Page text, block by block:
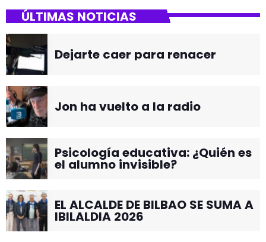
ÚLTIMAS NOTICIAS
Dejarte caer para renacer
Jon ha vuelto a la radio
Psicología educativa: ¿Quién es
el alumno invisible?
EL ALCALDE DE BILBAO SE SUMA A
IBILALDIA 2026